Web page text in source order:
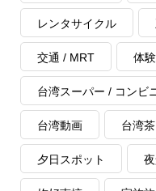
レンタサイクル
交通 / MRT 体
台湾スーパー / コンビ
台湾動画 台湾茶
夕日スポット